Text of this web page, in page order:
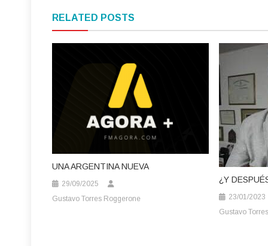
entradas
RELATED POSTS
UNA ARGENTINA NUEVA
29/09/2025
Gustavo Torres Roggerone
¿Y
23/01/2023
Gustavo